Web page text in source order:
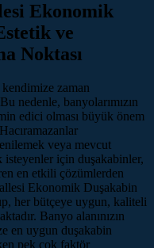
Ekonomik
ve
Noktası
zaman
nedenle, banyolarımızın
edici olması büyük önem
veya mevcut
için duşakabinler,
en etkili çözümlerden
Ekonomik Duşakabin
her bütçeye uygun, kaliteli
Banyo alanınızın
en uygun duşakabin
pek çok faktör